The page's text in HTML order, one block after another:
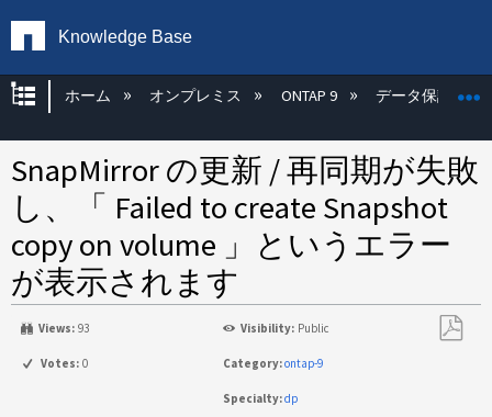
Knowledge Base
グローバル階層を展開/折りたたむ
ホーム オンプレミス ONTAP 9 データ保護
SnapMirror の更新 / 再同期が失敗
し、「 Failed to create Snapshot
copy on volume 」というエラー
が表示されます
Views: 93 Visibility: Public
Votes: 0 Category:ontap-9
Specialty:dp